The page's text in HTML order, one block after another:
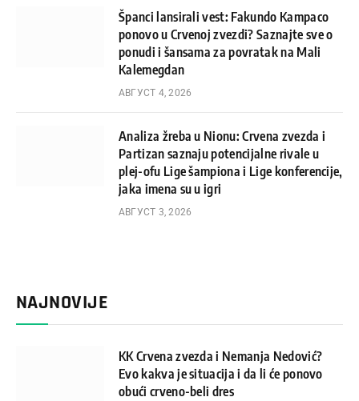
Španci lansirali vest: Fakundo Kampaco
ponovo u Crvenoj zvezdi? Saznajte sve o
ponudi i šansama za povratak na Mali
Kalemegdan
АВГУСТ 4, 2026
Analiza žreba u Nionu: Crvena zvezda i
Partizan saznaju potencijalne rivale u
plej-ofu Lige šampiona i Lige konferencije,
jaka imena su u igri
АВГУСТ 3, 2026
NAJNOVIJE
KK Crvena zvezda i Nemanja Nedović?
Evo kakva je situacija i da li će ponovo
obući crveno-beli dres